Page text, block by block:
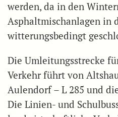
werden, da in den
Asphaltmischanlagen in
witterungsbedingt
Die Umleitungsstrecke
Verkehr führt von
Aulendorf – L 285 und
Die Linien- und